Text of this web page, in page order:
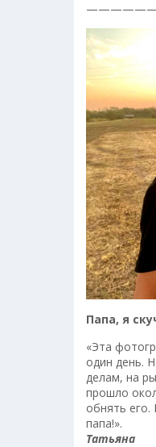
Папа, я
«Эта
один день.
делам, на
прошло
обнять
папа!».
Татьяна